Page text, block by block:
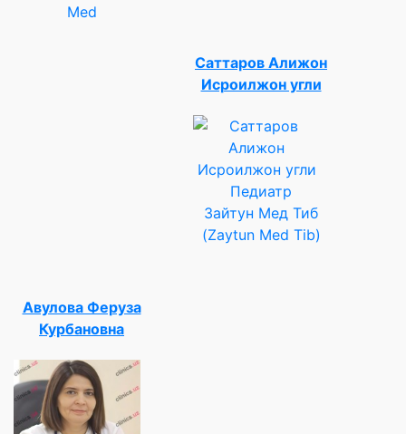
Med
Саттаров Алижон
Исроилжон угли
Педиатр
Зайтун Мед Тиб
(Zaytun Med Tib)
Авулова Феруза
Курбановна